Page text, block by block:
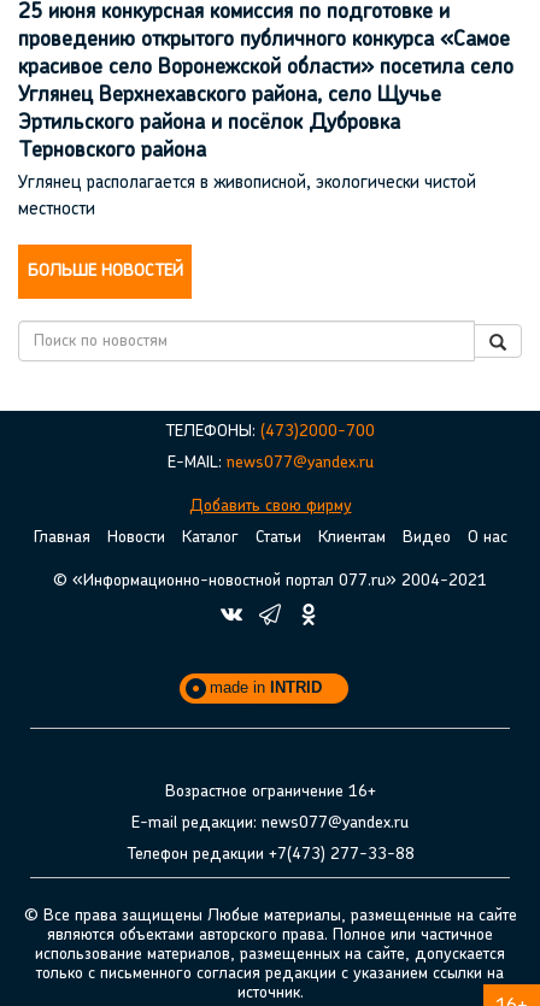
25 июня конкурсная комиссия по подготовке и
проведению открытого публичного конкурса «Самое
красивое село Воронежской области» посетила село
Углянец Верхнехавского района, село Щучье
Эртильского района и посёлок Дубровка
Терновского района
Углянец располагается в живописной, экологически чистой
местности
БОЛЬШЕ НОВОСТЕЙ
ТЕЛЕФОНЫ: (473)2000-700
E-MAIL: news077@yandex.ru
Добавить свою фирму
Главная
Новости Каталог Статьи Клиентам Видео О нас
© «Информационно-новостной портал 077.ru» 2004-2021
made in INTRID
Возрастное ограничение 16+
E-mail редакции: news077@yandex.ru
Телефон редакции +7(473) 277-33-88
© Все права защищены Любые материалы, размещенные на сайте
являются объектами авторского права. Полное или частичное
использование материалов, размещенных на сайте, допускается
только с письменного согласия редакции с указанием ссылки на
источник.